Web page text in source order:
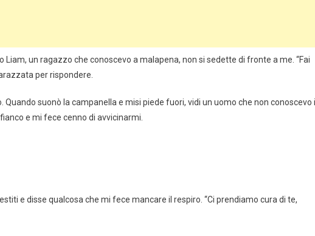
un ragazzo che conoscevo a malapena, non si sedette di fronte a me. “Fai
per rispondere.
Quando suonò la campanella e misi piede fuori, vidi un uomo che non conoscevo
e mi fece cenno di avvicinarmi.
e disse qualcosa che mi fece mancare il respiro. “Ci prendiamo cura di te,